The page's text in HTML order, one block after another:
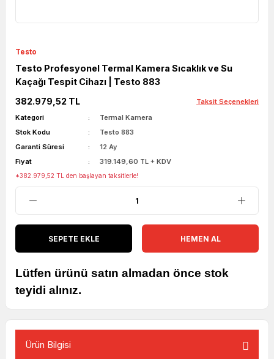
Testo
Testo Profesyonel Termal Kamera Sıcaklık ve Su
Kaçağı Tespit Cihazı | Testo 883
382.979,52 TL
Taksit Seçenekleri
Kategori
Termal Kamera
Stok Kodu
Testo 883
Garanti Süresi
12 Ay
Fiyat
319.149,60 TL + KDV
*382.979,52 TL den başlayan taksitlerle!
SEPETE EKLE HEMEN AL
Lütfen ürünü satın almadan önce stok
teyidi alınız.
Ürün Bilgisi